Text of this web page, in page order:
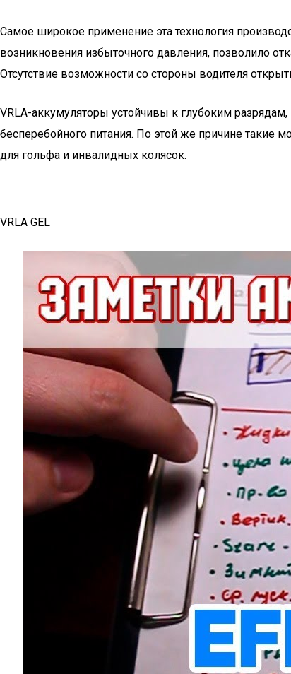
Самое широкое применение эта технология
возникновения избыточного давления, позволило
Отсутствие возможности со стороны водителя
VRLA-аккумуляторы устойчивы к глубоким
бесперебойного питания. По этой же причине такие
для гольфа и инвалидных колясок.
VRLA GEL